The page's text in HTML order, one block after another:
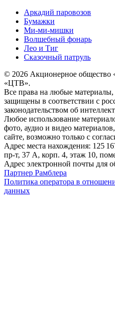
Аркадий паровозов
Бумажки
Ми-ми-мишки
Волшебный фонарь
Лео и Тиг
Сказочный патруль
© 2026 Акционерное
«ЦТВ».
Все права на любые
защищены в соответствии с
законодательством об
Любое использование
фото, аудио и видео
сайте, возможно только с
Адрес места нахождения: 125
пр-т, 37 А, корп. 4, этаж 10,
Адрес электронной почты для
Партнер Рамблера
Политика оператора в
данных